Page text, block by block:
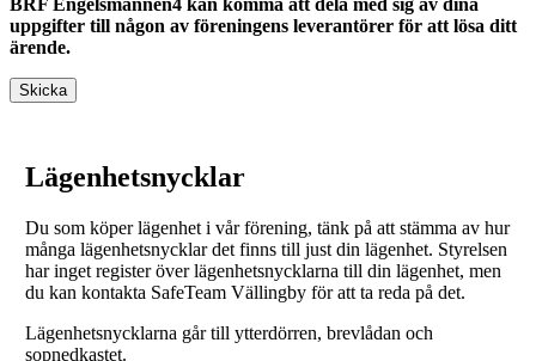
uppgifter till någon av föreningens leverantörer för att lösa ditt
ärende.
Lägenhetsnycklar
Du som köper lägenhet i vår förening, tänk på att stämma av hur
många lägenhetsnycklar det finns till just din lägenhet. Styrelsen
har inget register över lägenhetsnycklarna till din lägenhet, men
du kan kontakta SafeTeam Vällingby för att ta reda på det.
Lägenhetsnycklarna går till ytterdörren, brevlådan och
sopnedkastet.